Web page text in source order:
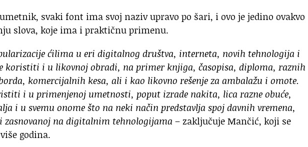
svaki font ima svoj naziv upravo po šari, i ovo je jedino ovakvo
slova, koje ima i praktičnu primenu.
ćilima u eri digitalnog društva, interneta, novih tehnologija i
koristiti i u likovnoj obradi, na primer knjiga, časopisa, diploma, raznih
komercijalnih kesa, ali i kao likovno rešenje za ambalažu i omote.
i u primenjenoj umetnosti, poput izrade nakita, lica razne obuće,
i u svemu onome što na neki način predstavlja spoj davnih vremena,
na digitalnim tehnologijama – zaključuje Mančić, koji se
godina.